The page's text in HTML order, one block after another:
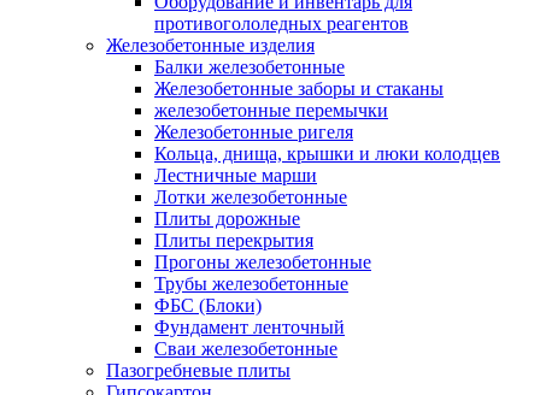
противогололедных реагентов
Железобетонные изделия
Балки железобетонные
Железобетонные заборы и стаканы
железобетонные перемычки
Железобетонные ригеля
Кольца, днища, крышки и люки колодцев
Лестничные марши
Лотки железобетонные
Плиты дорожные
Плиты перекрытия
Прогоны железобетонные
Трубы железобетонные
ФБС (Блоки)
Фундамент ленточный
Сваи железобетонные
Пазогребневые плиты